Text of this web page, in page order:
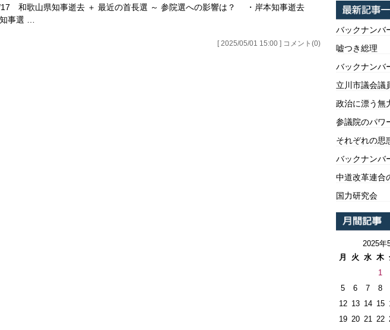
17 和歌山県知事逝去 ＋ 最近の首長選 ～ 参院選への影響は？ ・岸本知事逝去
事選 …
[ 2025/05/01 15:00 ] コメント(0)
バックナンバ
嘘つき総理
バックナンバ
立川市議会議
政治に漂う無
参議院のパワ
それぞれの思
バックナンバ
中道改革連合
国力研究会
2025年
月
火 水 木
1
5
6 7 8
12 13 14 15
19 20 21 22